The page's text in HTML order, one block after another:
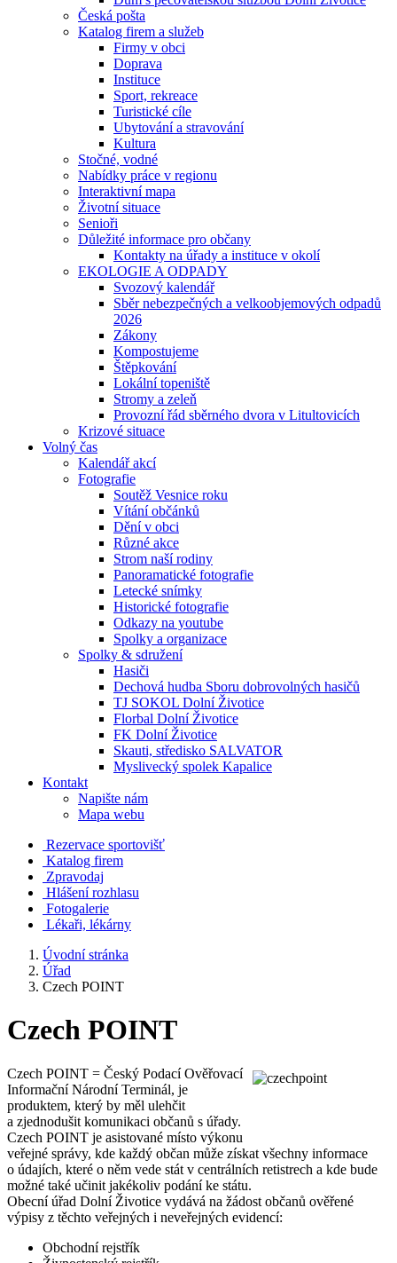
Česká pošta
Katalog firem a služeb
Firmy v obci
Doprava
Instituce
Sport, rekreace
Turistické cíle
Ubytování a stravování
Kultura
Stočné, vodné
Nabídky práce v regionu
Interaktivní mapa
Životní situace
Senioři
Důležité informace pro občany
Kontakty na úřady a instituce v okolí
EKOLOGIE A ODPADY
Svozový kalendář
Sběr nebezpečných a velkoobjemových odpadů
2026
Zákony
Kompostujeme
Štěpkování
Lokální topeniště
Stromy a zeleň
Provozní řád sběrného dvora v Litultovicích
Krizové situace
Volný čas
Kalendář akcí
Fotografie
Soutěž Vesnice roku
Vítání občánků
Dění v obci
Různé akce
Strom naší rodiny
Panoramatické fotografie
Letecké snímky
Historické fotografie
Odkazy na youtube
Spolky a organizace
Spolky & sdružení
Hasiči
Dechová hudba Sboru dobrovolných hasičů
TJ SOKOL Dolní Životice
Florbal Dolní Životice
FK Dolní Životice
Skauti, středisko SALVATOR
Myslivecký spolek Kapalice
Kontakt
Napište nám
Mapa webu
Rezervace sportovišť
Katalog firem
Zpravodaj
Hlášení rozhlasu
Fotogalerie
Lékaři, lékárny
Úvodní stránka
Úřad
Czech POINT
Czech POINT
Czech POINT = Český Podací Ověřovací
Informační Národní Terminál, je
produktem, který by měl ulehčit
a zjednodušit komunikaci občanů s úřady.
Czech POINT je asistované místo výkonu
veřejné správy, kde každý občan může získat všechny informace
o údajích, které o něm vede stát v centrálních retistrech a kde bude
možné také učinit jakékoliv podání ke státu.
Obecní úřad Dolní Životice vydává na žádost občanů ověřené
výpisy z těchto veřejných i neveřejných evidencí:
Obchodní rejstřík